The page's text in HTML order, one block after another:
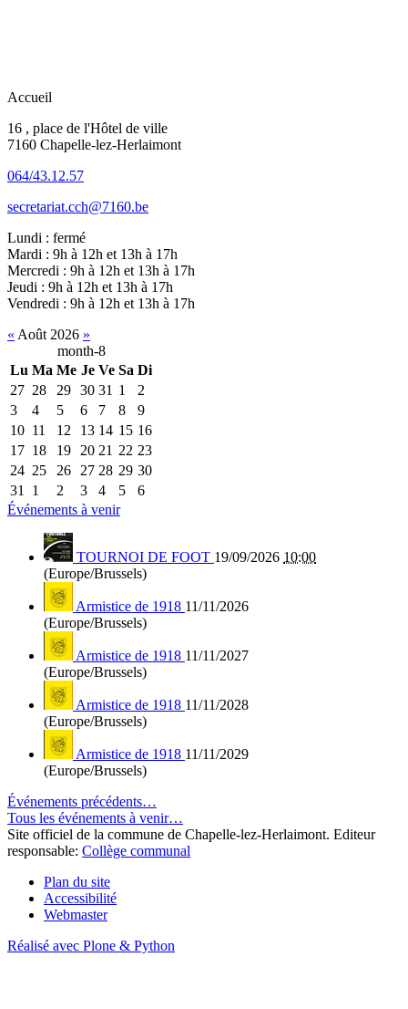
Accueil
16 , place de l'Hôtel de ville
7160 Chapelle-lez-Herlaimont
064/43.12.57
secretariat.cch@7160.be
Lundi : fermé
Mardi : 9h à 12h et 13h à 17h
Mercredi : 9h à 12h et 13h à 17h
Jeudi : 9h à 12h et 13h à 17h
Vendredi : 9h à 12h et 13h à 17h
« Août 2026 »
month-8
Lu Ma Me Je Ve Sa Di
27 28 29 30 31 1
2
3
4 5 6 7 8
9
10 11 12 13 14 15 16
17 18 19 20 21 22 23
24 25 26 27 28 29 30
31 1 2 3 4 5
6
Événements à venir
TOURNOI DE FOOT 19/09/2026 10:00
(Europe/Brussels)
Armistice de 1918 11/11/2026
(Europe/Brussels)
Armistice de 1918 11/11/2027
(Europe/Brussels)
Armistice de 1918 11/11/2028
(Europe/Brussels)
Armistice de 1918 11/11/2029
(Europe/Brussels)
Événements précédents…
Tous les événements à venir…
Site officiel de la commune de Chapelle-lez-Herlaimont. Editeur
responsable: Collège communal
Plan du site
Accessibilité
Webmaster
Réalisé avec Plone & Python